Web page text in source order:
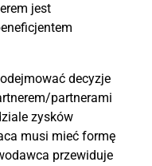
jest
decyzje
partnerami
zysków
musi mieć formę
przewiduje